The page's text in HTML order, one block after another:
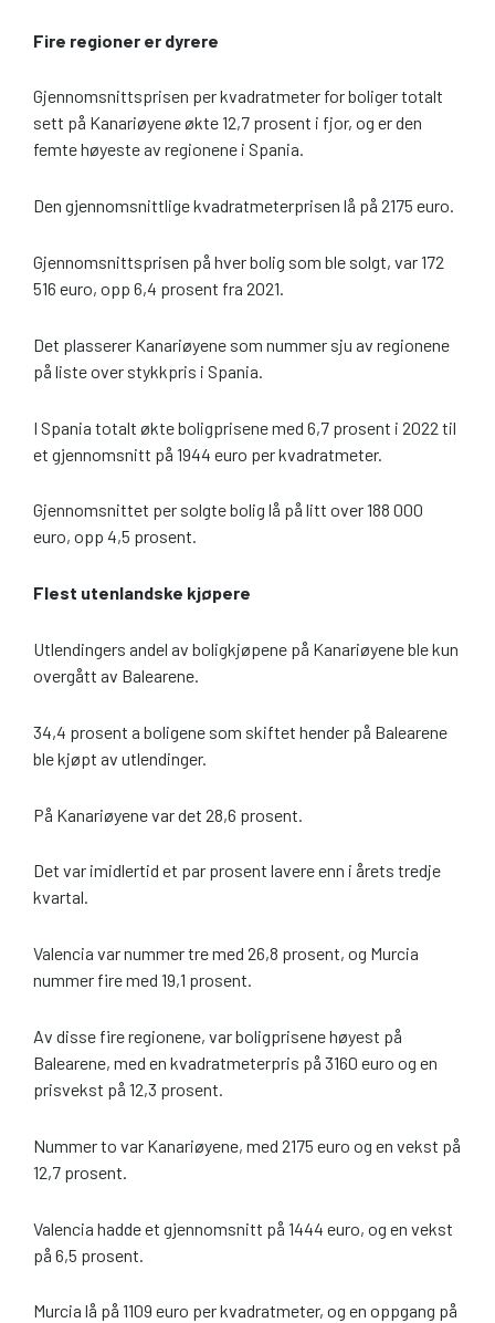
Fire regioner er dyrere
Gjennomsnittsprisen per kvadratmeter for boliger totalt
sett på Kanariøyene økte 12,7 prosent i fjor, og er den
femte høyeste av regionene i Spania.
Den gjennomsnittlige kvadratmeterprisen lå på 2175 euro.
Gjennomsnittsprisen på hver bolig som ble solgt, var 172
516 euro, opp 6,4 prosent fra 2021.
Det plasserer Kanariøyene som nummer sju av regionene
på liste over stykkpris i Spania.
I Spania totalt økte boligprisene med 6,7 prosent i 2022 til
et gjennomsnitt på 1944 euro per kvadratmeter.
Gjennomsnittet per solgte bolig lå på litt over 188 000
euro, opp 4,5 prosent.
Flest utenlandske kjøpere
Utlendingers andel av boligkjøpene på Kanariøyene ble kun
overgått av Balearene.
34,4 prosent a boligene som skiftet hender på Balearene
ble kjøpt av utlendinger.
På Kanariøyene var det 28,6 prosent.
Det var imidlertid et par prosent lavere enn i årets tredje
kvartal.
Valencia var nummer tre med 26,8 prosent, og Murcia
nummer fire med 19,1 prosent.
Av disse fire regionene, var boligprisene høyest på
Balearene, med en kvadratmeterpris på 3160 euro og en
prisvekst på 12,3 prosent.
Nummer to var Kanariøyene, med 2175 euro og en vekst på
12,7 prosent.
Valencia hadde et gjennomsnitt på 1444 euro, og en vekst
på 6,5 prosent.
Murcia lå på 1109 euro per kvadratmeter, og en oppgang på